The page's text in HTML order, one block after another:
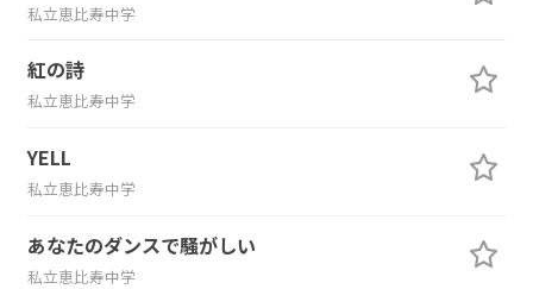
私立恵比寿中学
紅の詩
私立恵比寿中学
YELL
私立恵比寿中学
あなたのダンスで騒がしい
私立恵比寿中学